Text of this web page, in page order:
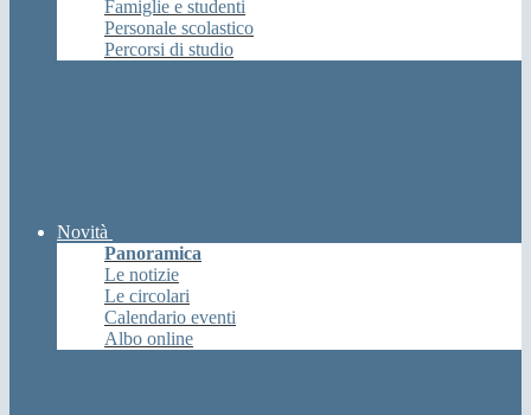
Famiglie e studenti
Personale scolastico
Percorsi di studio
Novità
Panoramica
Le notizie
Le circolari
Calendario eventi
Albo online